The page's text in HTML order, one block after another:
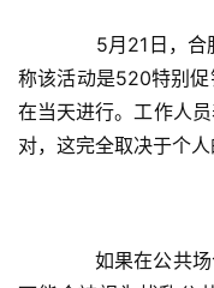
5月21日，合肥
称该活动是520特别
在当天进行。工作人
对，这完全取决于个人
如果在公共场